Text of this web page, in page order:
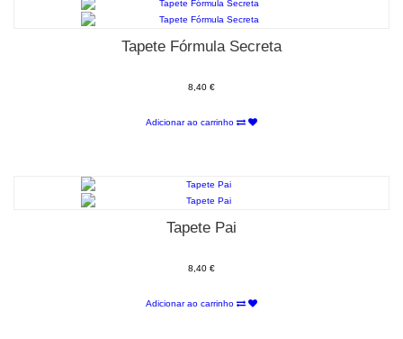
Tapete Fórmula Secreta
8,40 €
Adicionar ao carrinho
Tapete Pai
8,40 €
Adicionar ao carrinho